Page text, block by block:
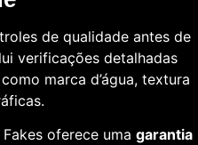
de qualidade antes de
verificações detalhadas
marca d’água, textura
oferece uma garantia